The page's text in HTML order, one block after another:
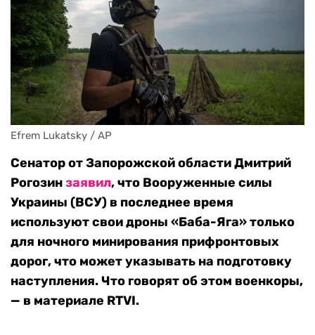
Efrem Lukatsky / AP
Сенатор от Запорожской области Дмитрий
Рогозинзаявил, что Вооруженные силы
Украины (ВСУ) в последнее время
используют свои дроны «Баба-Яга» только
для ночного минирования прифронтовых
дорог, что может указывать на подготовку
наступления. Что говорят об этом военкоры,
— в материале RTVI.